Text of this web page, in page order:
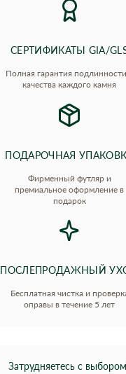
СЕРТИФИКАТЫ GIA/
Полная гарантия
качества каждого камня
ПОДАРОЧНАЯ
Фирменный футляр и
премиальное оформление в
подарок
ПОСЛЕПРОДАЖНЫЙ
Бесплатная чистка и
оправы в течение 5 лет
Затрудняетесь с